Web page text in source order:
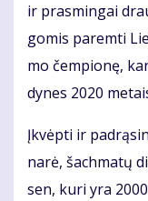
ir pra­smin­gai
go­mis pa­rem­ti
mo čem­pio­nę,
dy­nes 2020
Įkvėp­ti ir
na­rė, šach­ma­tų
sen, ku­ri yra